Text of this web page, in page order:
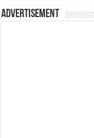
Advertisement